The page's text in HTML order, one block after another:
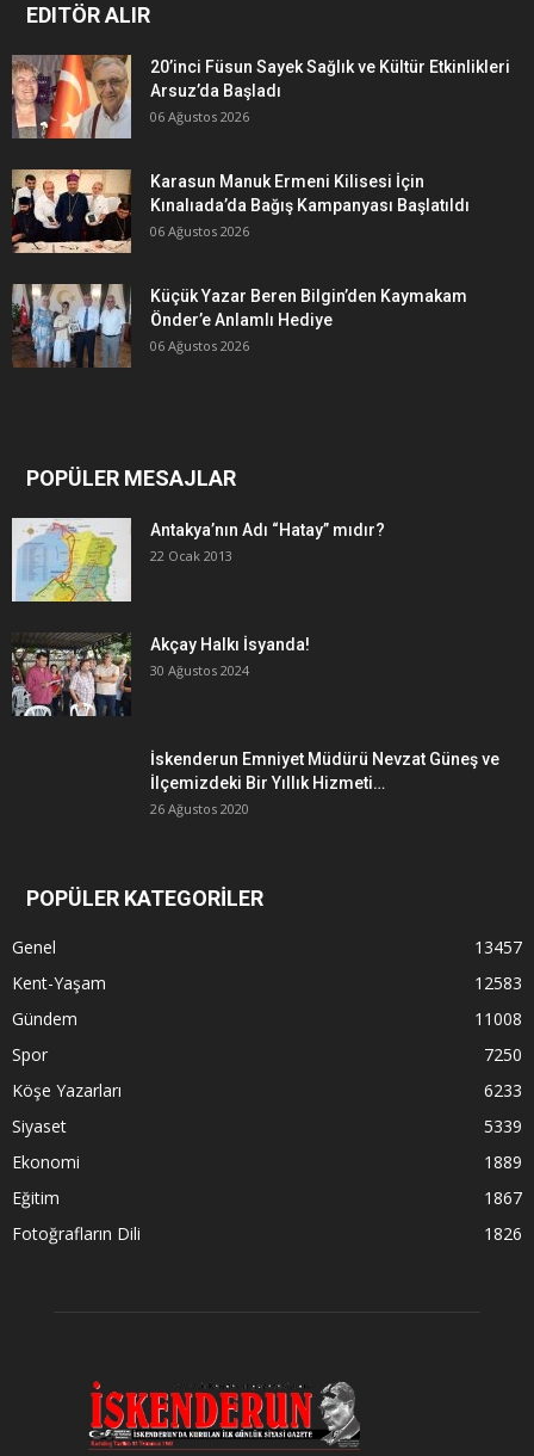
EDITÖR ALIR
20’inci Füsun Sayek Sağlık ve Kültür Etkinlikleri
Arsuz’da Başladı
06 Ağustos 2026
Karasun Manuk Ermeni Kilisesi İçin
Kınalıada’da Bağış Kampanyası Başlatıldı
06 Ağustos 2026
Küçük Yazar Beren Bilgin’den Kaymakam
Önder’e Anlamlı Hediye
06 Ağustos 2026
POPÜLER MESAJLAR
Antakya’nın Adı “Hatay” mıdır?
22 Ocak 2013
Akçay Halkı İsyanda!
30 Ağustos 2024
İskenderun Emniyet Müdürü Nevzat Güneş ve
İlçemizdeki Bir Yıllık Hizmeti…
26 Ağustos 2020
POPÜLER KATEGORİLER
Genel
13457
Kent-Yaşam
12583
Gündem
11008
Spor
7250
Köşe Yazarları
6233
Siyaset
5339
Ekonomi
1889
Eğitim
1867
Fotoğrafların Dili
1826